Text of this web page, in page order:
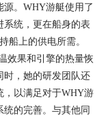
。WHY游艇使用了
系统，更在船身的表
船上的供电所需。
效果和引擎的热量恢
时，她的研发团队还
，以满足对于WHY游
的完善。与其他同